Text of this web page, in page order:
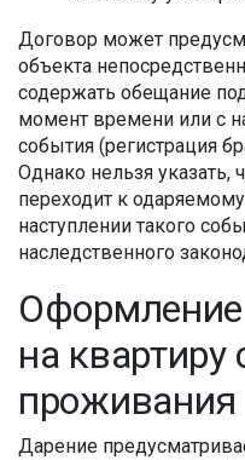
Договор может
объекта
содержать обещание
момент времени или с
события (регистрация
Однако нельзя указать,
переходит к одаряемому
наступлении такого
наследственного
на квартиру
проживания
Дарение